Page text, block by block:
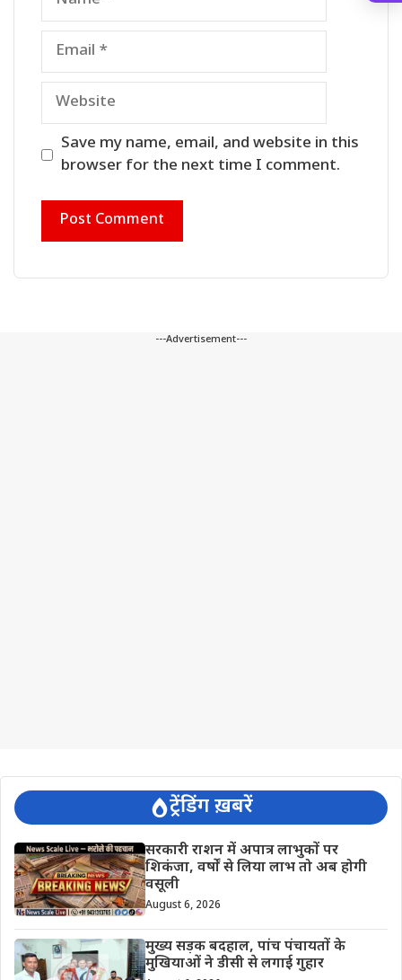
Email
Website
Save my name, email, and website in this
browser for the next time I comment.
---Advertisement---
ट्रेंडिंग ख़बरें
सरकारी राशन में अपात्र लाभुकों पर
शिकंजा, वर्षों से लिया लाभ तो अब होगी
वसूली
August 6, 2026
मुख्य सड़क बदहाल, पांच पंचायतों के
मुखियाओं ने डीसी से लगाई गुहार